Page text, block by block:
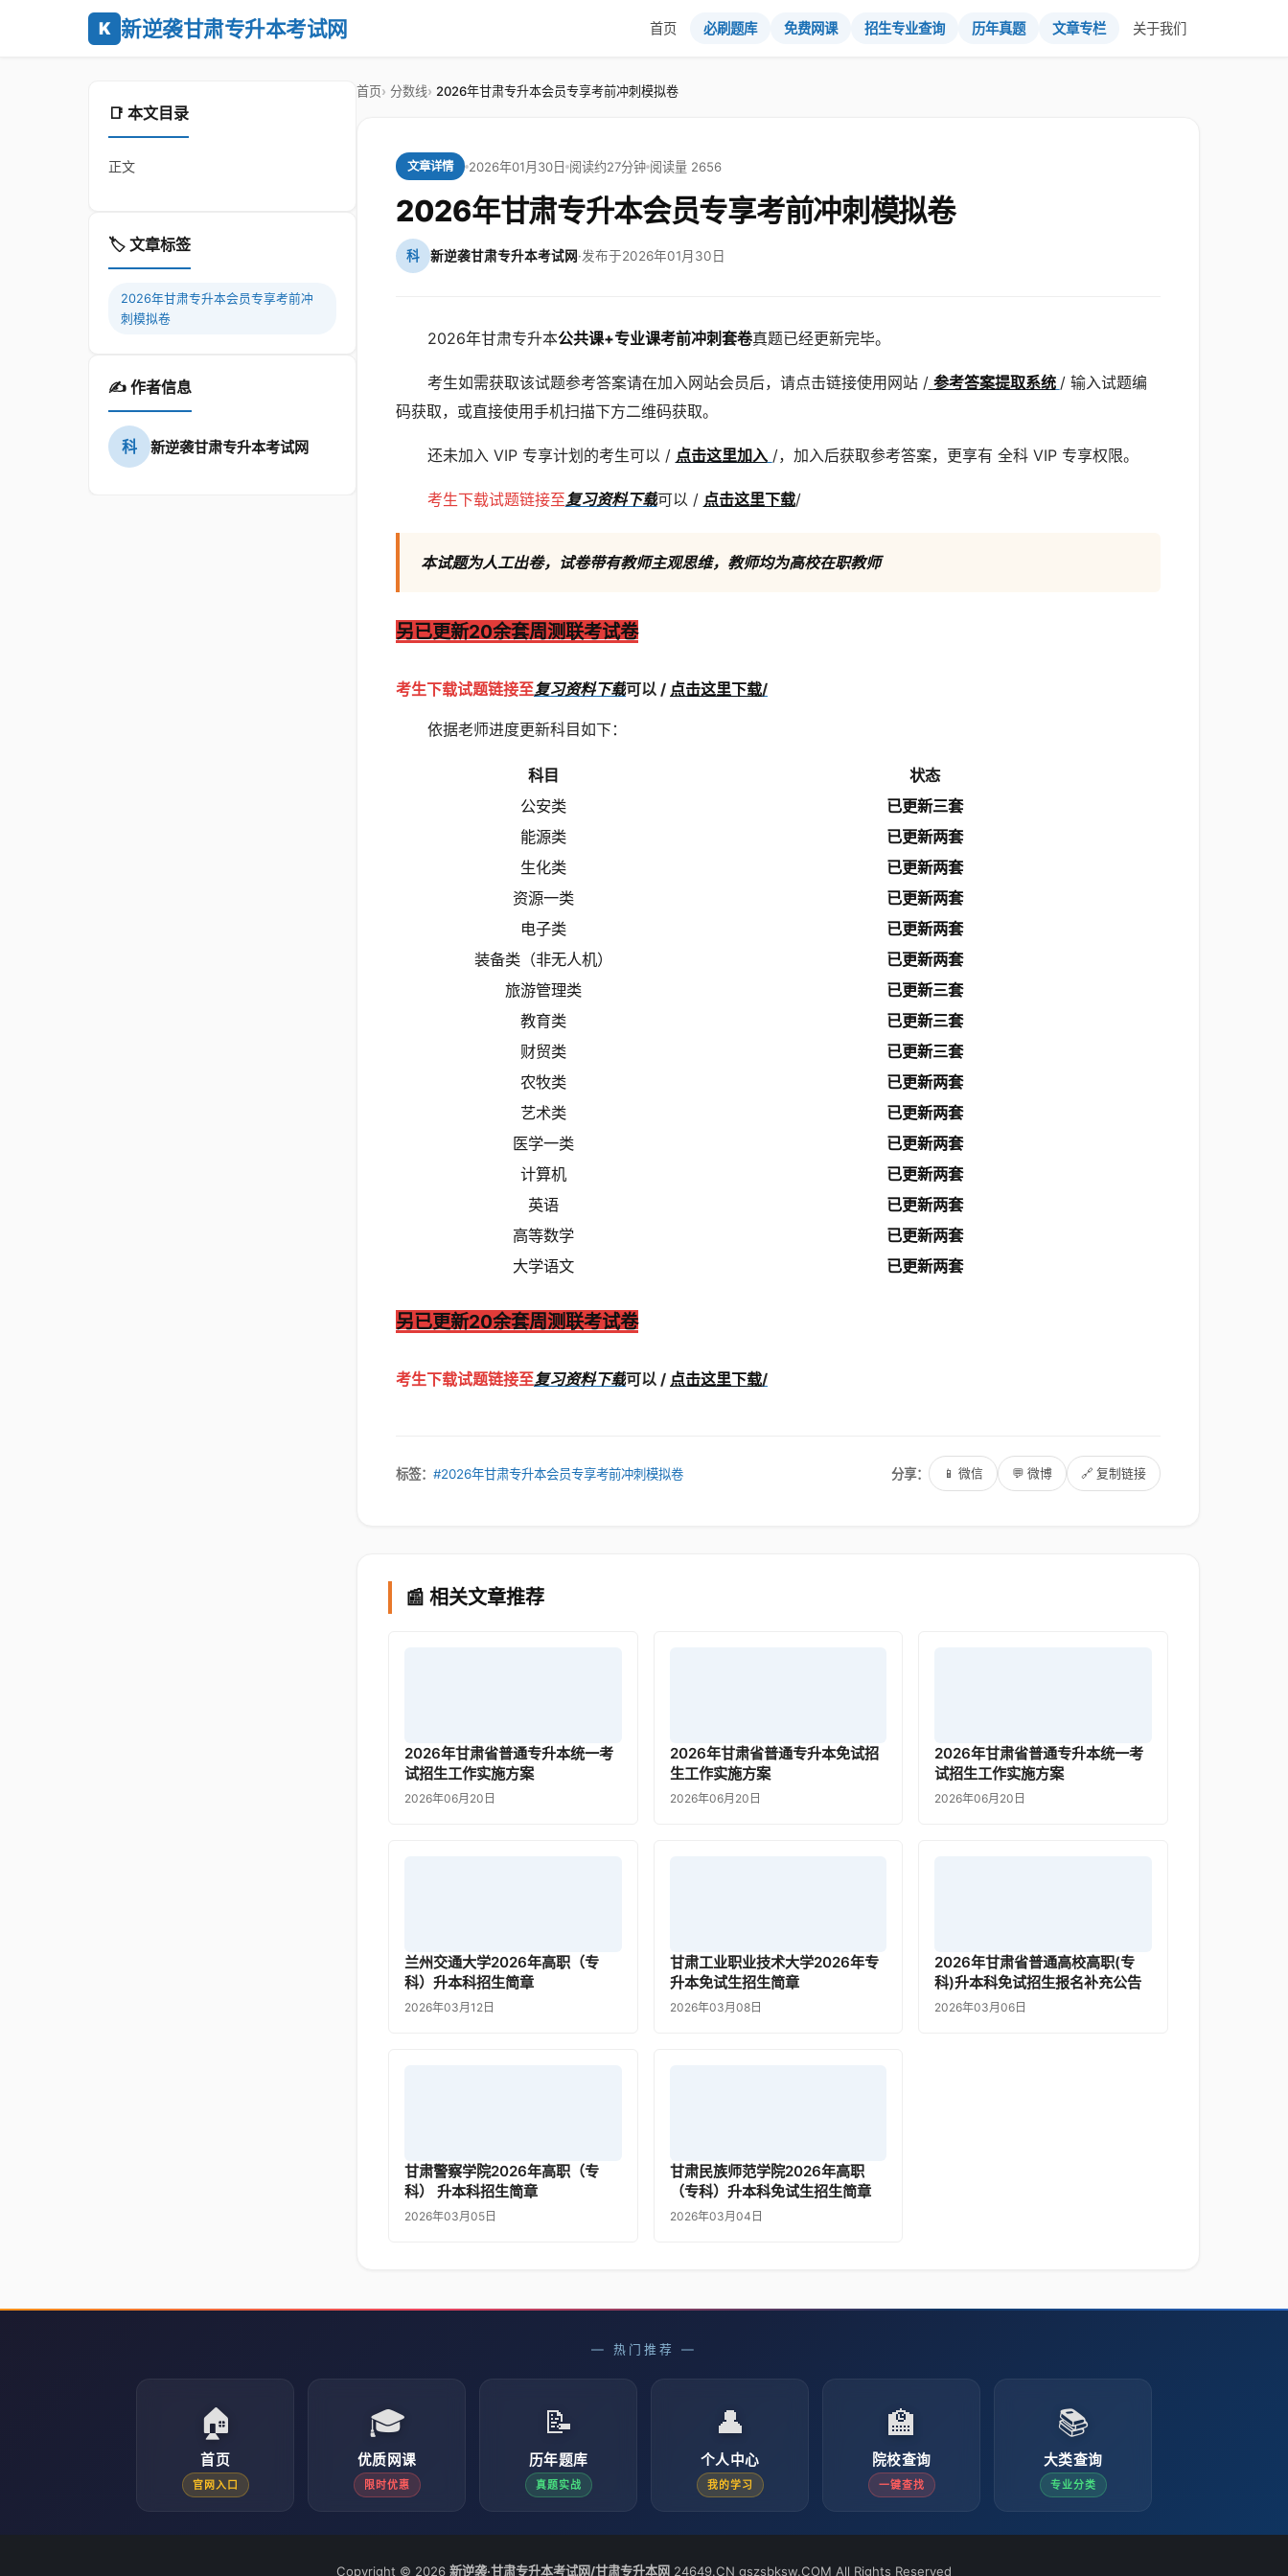
K 新逆袭甘肃专升本考试网 首页 必刷题库 免费网课 招生专业查询 历年真题 文章专栏 关于我们
📑 本文目录
正文
🏷️ 文章标签
2026年甘肃专升本会员专享考前冲
刺模拟卷
✍️ 作者信息
科 新逆袭甘肃专升本考试网
首页 分数线 2026年甘肃专升本会员专享考前冲刺模拟卷
文章详情 2026年01月30日 阅读约27分钟 阅读量 2656
2026年甘肃专升本会员专享考前冲刺模拟卷
科 新逆袭甘肃专升本考试网·发布于2026年01月30日
2026年甘肃专升本公共课+专业课考前冲刺套卷真题已经更新完毕。
考生如需获取该试题参考答案请在加入网站会员后，请点击链接使用网站 / 参考答案提取系统 / 输入试题编
码获取，或直接使用手机扫描下方二维码获取。
还未加入 VIP 专享计划的考生可以 / 点击这里加入 /，加入后获取参考答案，更享有 全科 VIP 专享权限。
考生下载试题链接至复习资料下载可以 / 点击这里下载/
本试题为人工出卷，试卷带有教师主观思维，教师均为高校在职教师
另已更新20余套周测联考试卷
考生下载试题链接至复习资料下载可以 / 点击这里下载/
依据老师进度更新科目如下：
科目
状态
公安类
已更新三套
能源类
已更新两套
生化类
已更新两套
资源一类
已更新两套
电子类
已更新两套
装备类（非无人机）
已更新两套
旅游管理类
已更新三套
教育类
已更新三套
财贸类
已更新三套
农牧类
已更新两套
艺术类
已更新两套
医学一类
已更新两套
计算机
已更新两套
英语
已更新两套
高等数学
已更新两套
大学语文
已更新两套
另已更新20余套周测联考试卷
考生下载试题链接至复习资料下载可以 / 点击这里下载/
标签： #2026年甘肃专升本会员专享考前冲刺模拟卷 分享： 📱 微信 💬 微博 🔗 复制链接
📰 相关文章推荐
2026年甘肃省普通专升本统一考
试招生工作实施方案
2026年06月20日
2026年甘肃省普通专升本免试招
生工作实施方案
2026年06月20日
2026年甘肃省普通专升本统一考
试招生工作实施方案
2026年06月20日
兰州交通大学2026年高职（专
科）升本科招生简章
2026年03月12日
甘肃工业职业技术大学2026年专
升本免试生招生简章
2026年03月08日
2026年甘肃省普通高校高职(专
科)升本科免试招生报名补充公告
2026年03月06日
甘肃警察学院2026年高职（专
科） 升本科招生简章
2026年03月05日
甘肃民族师范学院2026年高职
（专科）升本科免试生招生简章
2026年03月04日
— 热门推荐 —
🏠
首页
官网入口
🎓
优质网课
限时优惠
📝
历年题库
真题实战
👤
个人中心
我的学习
🏫
院校查询
一键查找
📚
大类查询
专业分类
Copyright © 2026 新逆袭·甘肃专升本考试网/甘肃专升本网 24649.CN gszsbksw.COM All Rights Reserved